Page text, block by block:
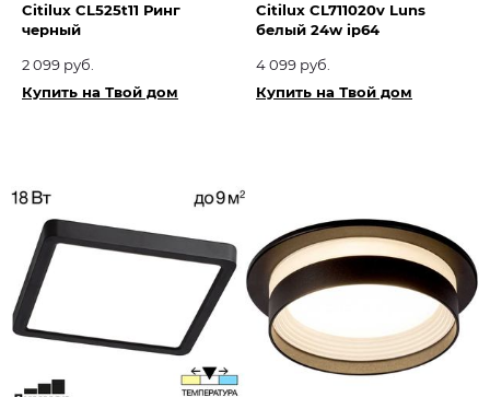
Citilux CL525t11 Ринг
черный
2 099 руб.
Купить на Твой дом
Citilux CL711020v Luns
белый 24w ip64
4 099 руб.
Купить на Твой дом